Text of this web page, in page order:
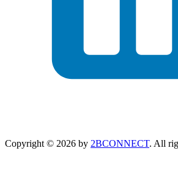
Copyright © 2026 by 2BCONNECT. All